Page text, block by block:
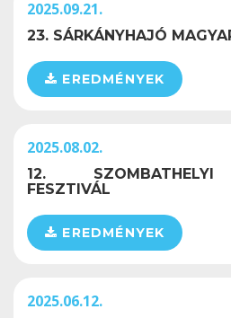
2025.09.21.
23. SÁRKÁNYHAJÓ
EREDMÉNYEK
2025.08.02.
12. SZOMBATHELYI
FESZTIVÁL
EREDMÉNYEK
2025.06.12.